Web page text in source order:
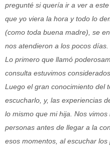
pregunté si quería ir a ver a
que yo viera la hora y todo lo
(como toda buena madre), se
nos atendieron a los pocos días.
Lo primero que llamó
consulta estuvimos
Luego el gran conocimiento del
escucharlo, y, las experiencias
lo mismo que mi hija. Nos
personas antes de llegar a la
esos momentos, al escuchar los